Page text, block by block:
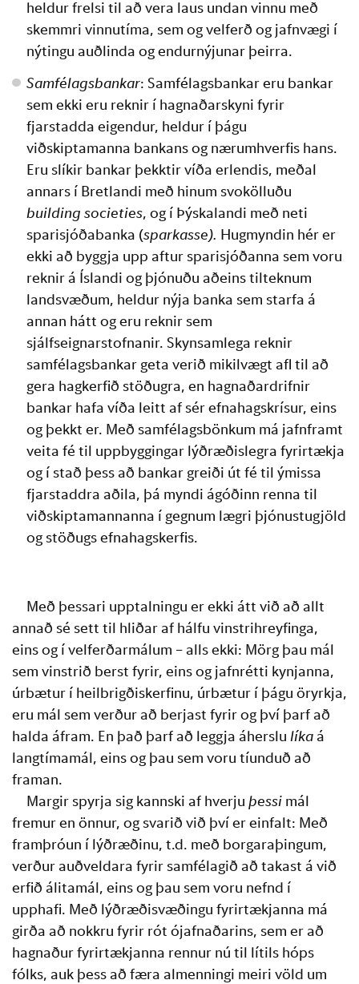
heldur frelsi til að vera laus undan vinnu með
skemmri vinnutíma, sem og velferð og jafnvægi í
nýtingu auðlinda og endurnýjunar þeirra.
Samfélagsbankar: Samfélagsbankar eru bankar
sem ekki eru reknir í hagnaðarskyni fyrir
fjarstadda eigendur, heldur í þágu
viðskiptamanna bankans og nærumhverfis hans.
Eru slíkir bankar þekktir víða erlendis, meðal
building societies, og í Þýskalandi með neti
sparisjóðabanka (sparkasse). Hugmyndin hér er
ekki að byggja upp aftur sparisjóðanna sem voru
reknir á Íslandi og þjónuðu aðeins tilteknum
landsvæðum, heldur nýja banka sem starfa á
annan hátt og eru reknir sem
sjálfseignarstofnanir. Skynsamlega reknir
samfélagsbankar geta verið mikilvægt afl til að
gera hagkerfið stöðugra, en hagnaðardrifnir
bankar hafa víða leitt af sér efnahagskrísur, eins
og þekkt er. Með samfélagsbönkum má jafnframt
veita fé til uppbyggingar lýðræðislegra fyrirtækja
og í stað þess að bankar greiði út fé til ýmissa
fjarstaddra aðila, þá myndi ágóðinn renna til
viðskiptamannanna í gegnum lægri þjónustugjöld
og stöðugs efnahagskerfis.
Með þessari upptalningu er ekki átt við að allt
annað sé sett til hliðar af hálfu vinstrihreyfinga,
eins og í velferðarmálum – alls ekki: Mörg þau mál
sem vinstrið berst fyrir, eins og jafnrétti kynjanna,
úrbætur í heilbrigðiskerfinu, úrbætur í þágu öryrkja,
eru mál sem verður að berjast fyrir og því þarf að
halda áfram. En það þarf að leggja áherslu líka á
langtímamál, eins og þau sem voru tíunduð að
framan.
Margir spyrja sig kannski af hverju þessi mál
fremur en önnur, og svarið við því er einfalt: Með
framþróun í lýðræðinu, t.d. með borgaraþingum,
verður auðveldara fyrir samfélagið að takast á við
erfið álitamál, eins og þau sem voru nefnd í
upphafi. Með lýðræðisvæðingu fyrirtækjanna má
girða að nokkru fyrir rót ójafnaðarins, sem er að
hagnaður fyrirtækjanna rennur nú til lítils hóps
fólks, auk þess að færa almenningi meiri völd um